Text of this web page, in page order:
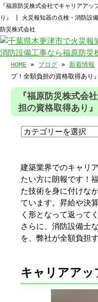
『福原防災株式会社でキャリアアッ
り』 | 火災報知器の点検・消防設
防災株式会社
HOME » ブログ » 新着情報
プ！全額負担の資格取得あり』
『福原防災株式会
担の資格取得あり』
建築業界でのキャリ
たい方に朗報です！
た技術を身に付けな
ています。昇給や決
く形となって返って
さらに、消防設備士
を、弊社が全額負担
キャリアアッ